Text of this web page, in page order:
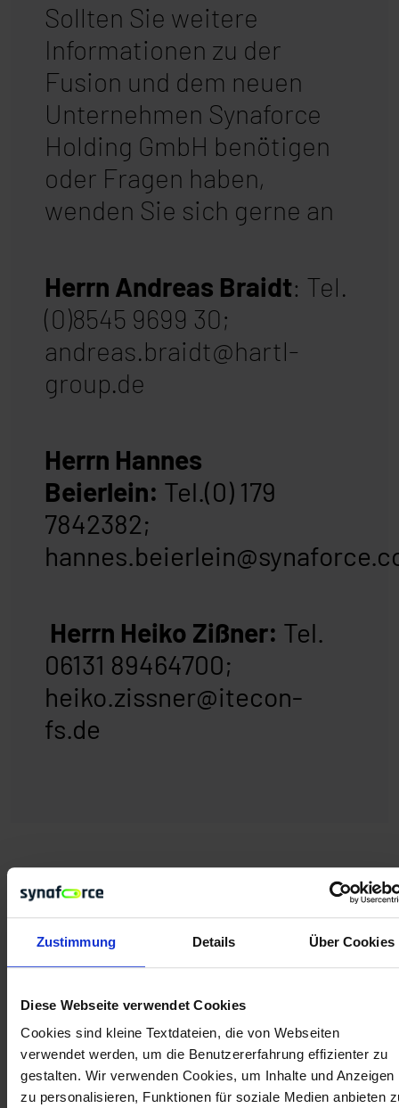
Zustimmung Details Über Cookies
Diese Webseite verwendet Cookies
Cookies sind kleine Textdateien, die von Webseiten
verwendet werden, um die Benutzererfahrung effizienter zu
gestalten. Wir verwenden Cookies, um Inhalte und Anzeigen
zu personalisieren, Funktionen für soziale Medien anbieten
Sollten Sie weitere
Informationen zu der
Fusion und dem neuen
Unternehmen Synaforce
Holding GmbH benötigen
oder Fragen haben,
wenden Sie sich gerne an
Herrn Andreas Braidt: Tel.
(0)8545 9699 30;
andreas.braidt@hartl-
group.de
Herrn Hannes
Beierlein: Tel.(0) 179
7842382;
Herrn Heiko Zißner: Tel.
06131 89464700;
heiko.zissner@itecon-
fs.de
CORPORATE NEWS